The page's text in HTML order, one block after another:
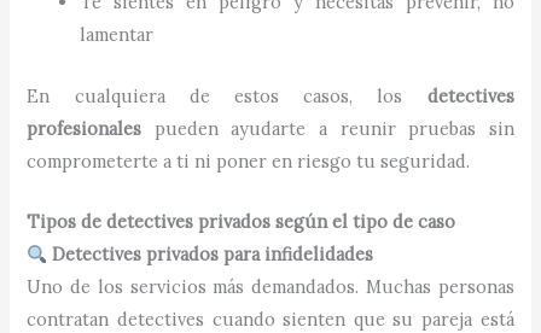
lamentar
En cualquiera de estos casos, los detectives
profesionales pueden ayudarte a reunir pruebas sin
comprometerte a ti ni poner en riesgo tu seguridad.
Tipos de detectives privados según el tipo de caso
Detectives privados para infidelidades
Uno de los servicios más demandados. Muchas personas
contratan detectives cuando sienten que su pareja está